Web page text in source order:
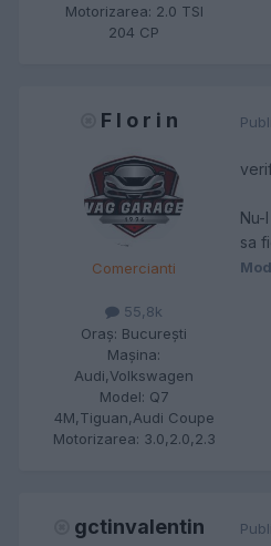
Motorizarea: 2.0 TSI
204 CP
F l o r i n
Comercianti
55,8k
Oraş: Bucureşti
Maşina:
Audi,Volkswagen
Model: Q7
4M,Tiguan,Audi Coupe
Motorizarea: 3.0,2.0,2.3
sa
gctinvalentin